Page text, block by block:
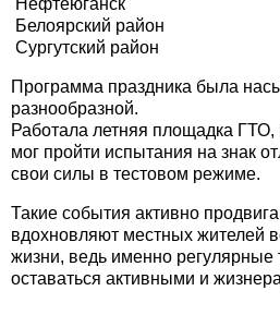
Белоярский район
Сургутский район
Программа праздника была
разнообразной.
Работала летняя площадка
мог пройти испытания на знак
свои силы в тестовом режиме.
Такие события активно
вдохновляют местных жителей
жизни, ведь именно регулярные
оставаться активными и